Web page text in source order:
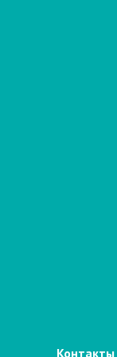
Контакты